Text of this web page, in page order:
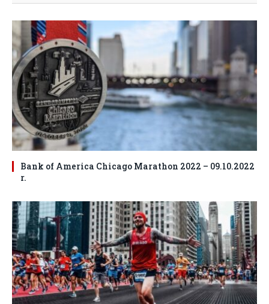
Bank of America Chicago Marathon 2022 – 09.10.2022
r.